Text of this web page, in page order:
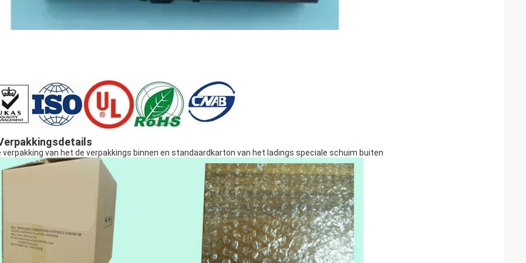
verpakking van het de verpakkings binnen en standaardkarton van het ladings speciale schuim buiten